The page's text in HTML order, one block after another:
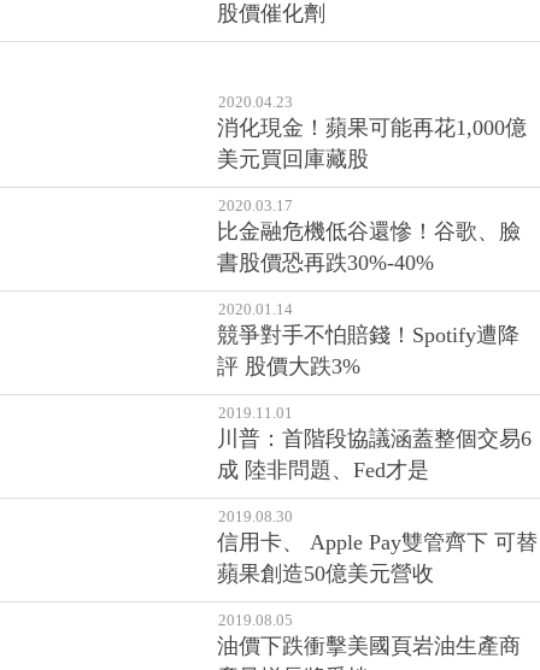
股價催化劑
2020.04.23
消化現金！蘋果可能再花1,000億
美元買回庫藏股
2020.03.17
比金融危機低谷還慘！谷歌、臉
書股價恐再跌30%-40%
2020.01.14
競爭對手不怕賠錢！Spotify遭降
評 股價大跌3%
2019.11.01
川普：首階段協議涵蓋整個交易6
成 陸非問題、Fed才是
2019.08.30
信用卡、 Apple Pay雙管齊下 可替
蘋果創造50億美元營收